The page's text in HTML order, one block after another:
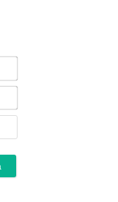
Ad:*
E-